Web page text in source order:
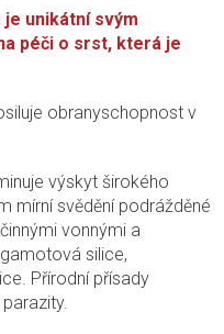
unikátní svým
péči o srst, která je
obranyschopnost v
výskyt širokého
mírní svědění podrážděné
vonnými a
silice,
Přírodní přísady